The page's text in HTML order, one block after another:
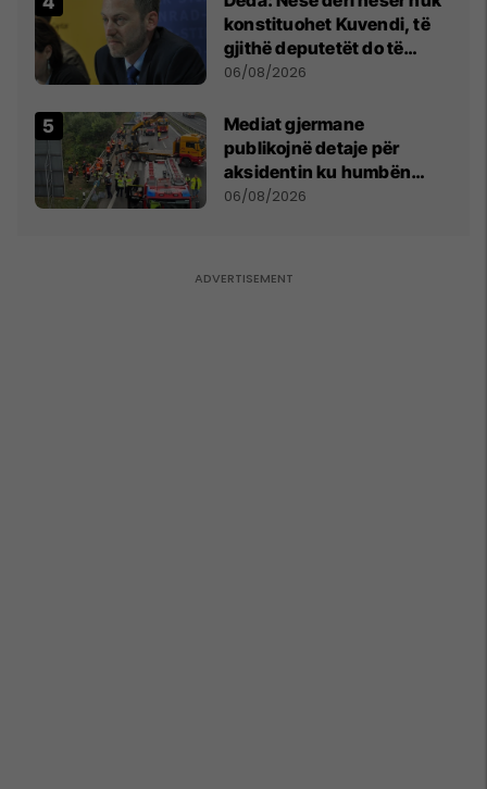
konstituohet Kuvendi, të
gjithë deputetët do të
bëjnë shkelje të rëndë
06/08/2026
Mediat gjermane
publikojnë detaje për
aksidentin ku humbën
jetën tre mërgimtarë nga
06/08/2026